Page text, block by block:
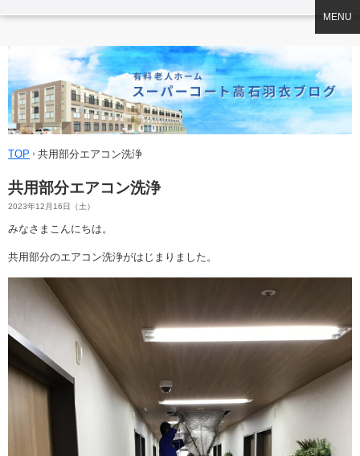
MENU
TOP 共用部分エアコン洗浄
共用部分エアコン洗浄
2023年12月16日（土）
みなさまこんにちは。
共用部分のエアコン洗浄がはじまりました。